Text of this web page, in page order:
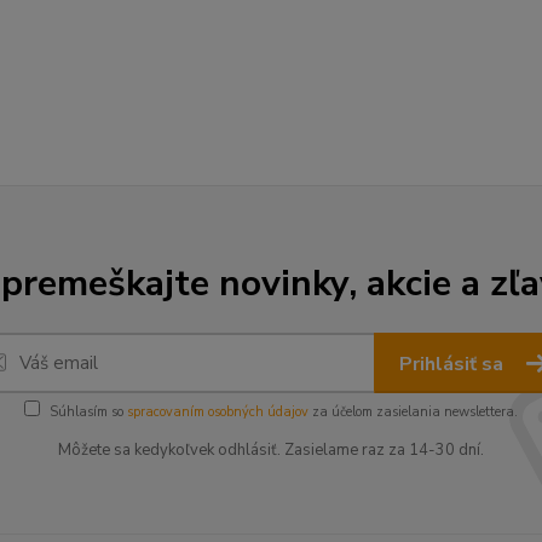
novinky, akcie a
Prihlásiť sa
Súhlasím so spracovaním osobných údajov za účelom zasielania newslettera.
Môžete sa kedykoľvek odhlásiť. Zasielame raz za 14-30 dní.